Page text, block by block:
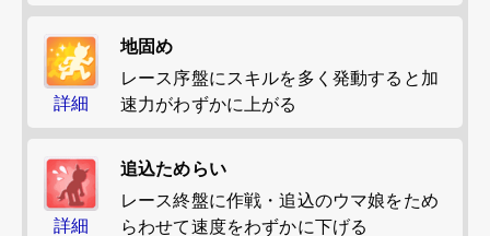
詳細
地固め
レース序盤にスキルを多く発動すると加
速力がわずかに上がる
詳細
追込ためらい
レース終盤に作戦・追込のウマ娘をため
らわせて速度をわずかに下げる